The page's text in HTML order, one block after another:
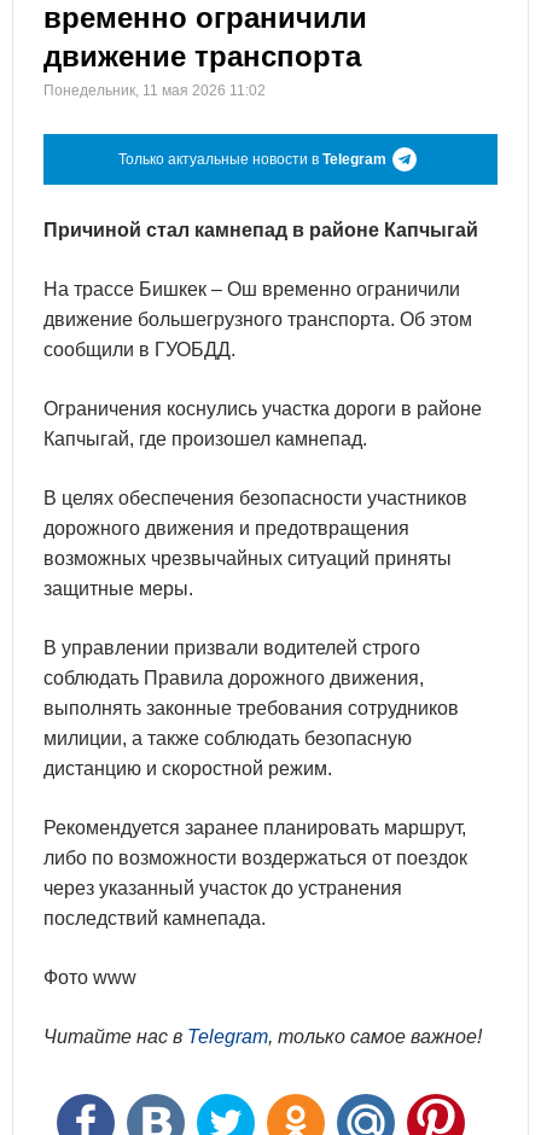
временно ограничили
движение транспорта
Понедельник, 11 мая 2026 11:02
Только актуальные новости в Telegram
Причиной стал камнепад в районе Капчыгай
На трассе Бишкек – Ош временно ограничили
движение большегрузного транспорта. Об этом
сообщили в ГУОБДД.
Ограничения коснулись участка дороги в районе
Капчыгай, где произошел камнепад.
В целях обеспечения безопасности участников
дорожного движения и предотвращения
возможных чрезвычайных ситуаций приняты
защитные меры.
В управлении призвали водителей строго
соблюдать Правила дорожного движения,
выполнять законные требования сотрудников
милиции, а также соблюдать безопасную
дистанцию и скоростной режим.
Рекомендуется заранее планировать маршрут,
либо по возможности воздержаться от поездок
через указанный участок до устранения
последствий камнепада.
Фото www
Читайте нас в Telegram, только самое важное!